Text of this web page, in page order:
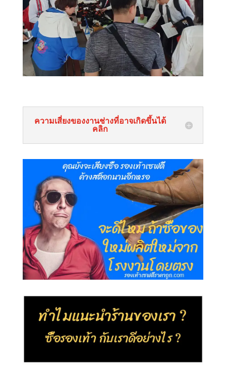
ความเสี่ยงของงานช่างที่อาจเกิดขึ้นได้
คลิก